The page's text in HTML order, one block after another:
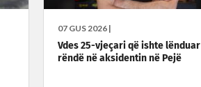
07 GUS 2026 |
Vdes 25-vjeçari që ishte lënduar
rëndë në aksidentin në Pejë